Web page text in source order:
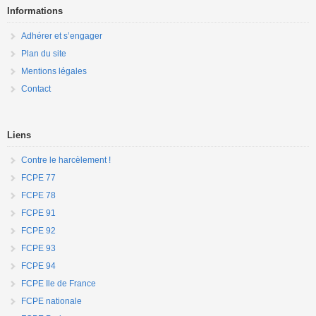
Informations
Adhérer et s’engager
Plan du site
Mentions légales
Contact
Liens
Contre le harcèlement !
FCPE 77
FCPE 78
FCPE 91
FCPE 92
FCPE 93
FCPE 94
FCPE Ile de France
FCPE nationale